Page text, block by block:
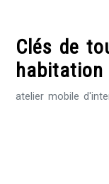
contentClés de
habitation
atelier mobile